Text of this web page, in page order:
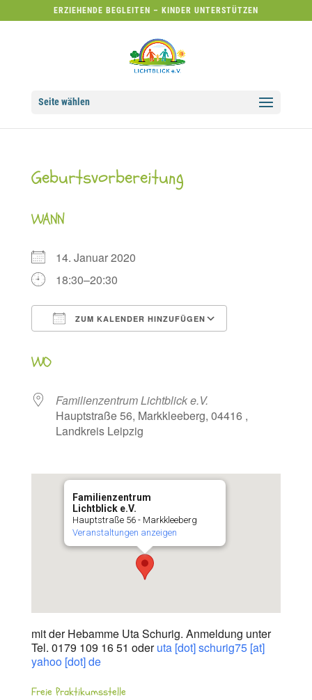
ERZIEHENDE BEGLEITEN – KINDER UNTERSTÜTZEN
Seite wählen
Geburtsvorbereitung
WANN
14. Januar 2020
18:30–20:30
ZUM KALENDER HINZUFÜGEN
WO
Familienzentrum Lichtblick e.V.
Hauptstraße 56, Markkleeberg, 04416 ,
Landkreis Leipzig
Familienzentrum
Lichtblick e.V.
Hauptstraße 56 - Markkleeberg
Veranstaltungen anzeigen
mit der Hebamme Uta Schurig. Anmeldung unter
Tel. 0179 109 16 51 oderuta [dot] schurig75 [at]
yahoo [dot] de
Freie Praktikumsstelle